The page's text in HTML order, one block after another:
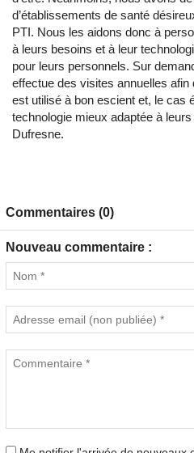
d’établissements de santé
PTI. Nous les aidons donc à
à leurs besoins et à leur
pour leurs personnels. Sur
effectue des visites annuelles afin
est utilisé à bon escient et, le cas
technologie mieux adaptée à
Dufresne.
Commentaires (0)
Nouveau commentaire :